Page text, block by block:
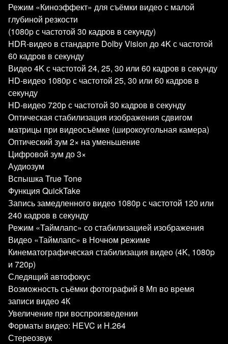
Режим «Киноэффект» для съёмки видео с малой
глубиной резкости
(1080p с частотой 30 кадров в секунду)
HDR‑видео в стандарте Dolby Vision до 4K с частотой
60 кадров в секунду
Видео 4K с частотой 24, 25, 30 или 60 кадров в секунду
HD‑видео 1080p с частотой 25, 30 или 60 кадров в
секунду
HD‑видео 720p с частотой 30 кадров в секунду
Оптическая стабилизация изображения сдвигом
матрицы при видеосъёмке (широкоугольная камера)
Оптический зум 2× на уменьшение
Цифровой зум до 3×
Аудиозум
Вспышка True Tone
Функция QuickTake
Запись замедленного видео 1080р с частотой 120 или
240 кадров в секунду
Режим «Таймлапс» со стабилизацией изображения
Видео «Таймлапс» в Ночном режиме
Кинематографическая стабилизация видео (4K, 1080p
и 720p)
Следящий автофокус
Возможность съёмки фотографий 8 Мп во время
записи видео 4К
Увеличение при воспроизведении
Форматы видео: HEVC и H.264
Стереозвук